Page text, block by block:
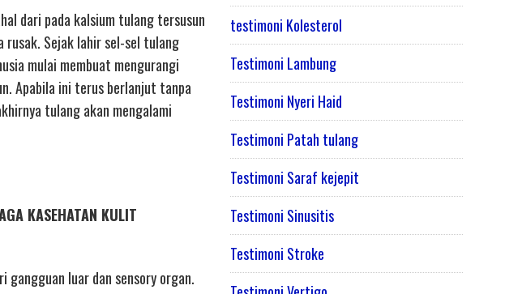
dari pada kalsium tulang tersusun
rusak. Sejak lahir sel-sel tulang
mulai membuat mengurangi
Apabila ini terus berlanjut tanpa
tulang akan mengalami
KASEHATAN KULIT
luar dan sensory organ.
testimoni Kolesterol
Testimoni Lambung
Testimoni Nyeri Haid
Testimoni Patah tulang
Testimoni Saraf kejepit
Testimoni Sinusitis
Testimoni Stroke